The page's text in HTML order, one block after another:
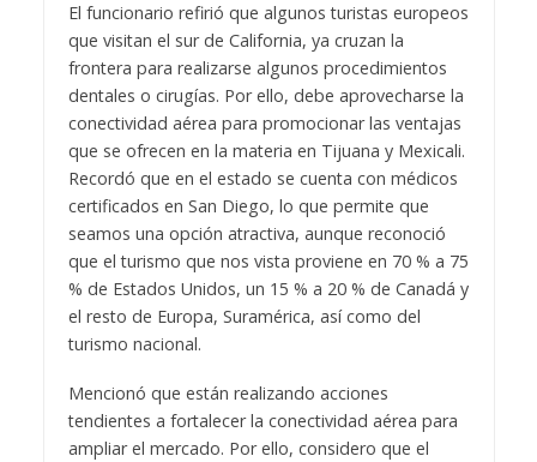
El funcionario refirió que algunos turistas europeos
que visitan el sur de California, ya cruzan la
frontera para realizarse algunos procedimientos
dentales o cirugías. Por ello, debe aprovecharse la
conectividad aérea para promocionar las ventajas
que se ofrecen en la materia en Tijuana y Mexicali.
Recordó que en el estado se cuenta con médicos
certificados en San Diego, lo que permite que
seamos una opción atractiva, aunque reconoció
que el turismo que nos vista proviene en 70 % a 75
% de Estados Unidos, un 15 % a 20 % de Canadá y
el resto de Europa, Suramérica, así como del
turismo nacional.
Mencionó que están realizando acciones
tendientes a fortalecer la conectividad aérea para
ampliar el mercado. Por ello, considero que el